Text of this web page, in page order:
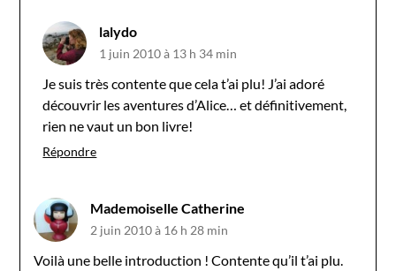
lalydo
1 juin 2010 à 13 h 34 min
Je suis très contente que cela t’ai plu! J’ai adoré
découvrir les aventures d’Alice… et définitivement,
rien ne vaut un bon livre!
Répondre
Mademoiselle Catherine
2 juin 2010 à 16 h 28 min
Voilà une belle introduction ! Contente qu’il t’ai plu.